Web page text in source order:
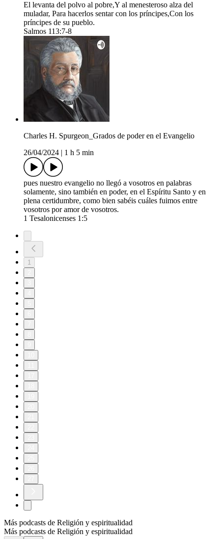
El levanta del polvo al pobre,Y al menesteroso alza del
muladar, Para hacerlos sentar con los príncipes,Con los
príncipes de su pueblo.
Salmos 113:7-8
Charles H. Spurgeon_Grados de poder en el Evangelio
26/04/2024
1 h 5 min
pues nuestro evangelio no llegó a vosotros en palabras
solamente, sino también en poder, en el Espíritu Santo y en
plena certidumbre, como bien sabéis cuáles fuimos entre
vosotros por amor de vosotros.
1 Tesalonicenses 1:5
1
Más podcasts de Religión y espiritualidad
Más podcasts de Religión y espiritualidad